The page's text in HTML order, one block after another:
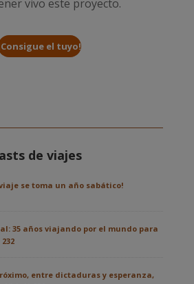
vivo este proyecto.
el tuyo!
de viajes
se toma un año sabático!
35 años viajando por el mundo para
entre dictaduras y esperanza,